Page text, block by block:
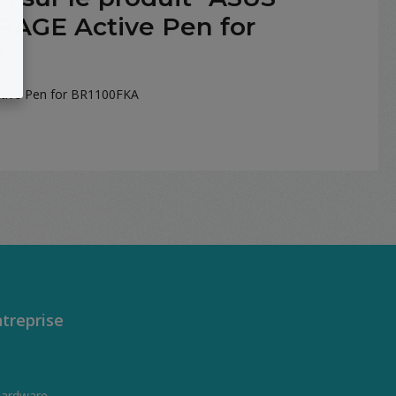
Active Pen for
Pen for BR1100FKA